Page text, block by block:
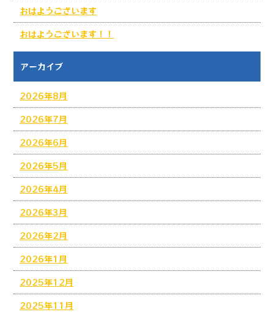
おはようございます
おはようございます！！
アーカイブ
2026年8月
2026年7月
2026年6月
2026年5月
2026年4月
2026年3月
2026年2月
2026年1月
2025年12月
2025年11月